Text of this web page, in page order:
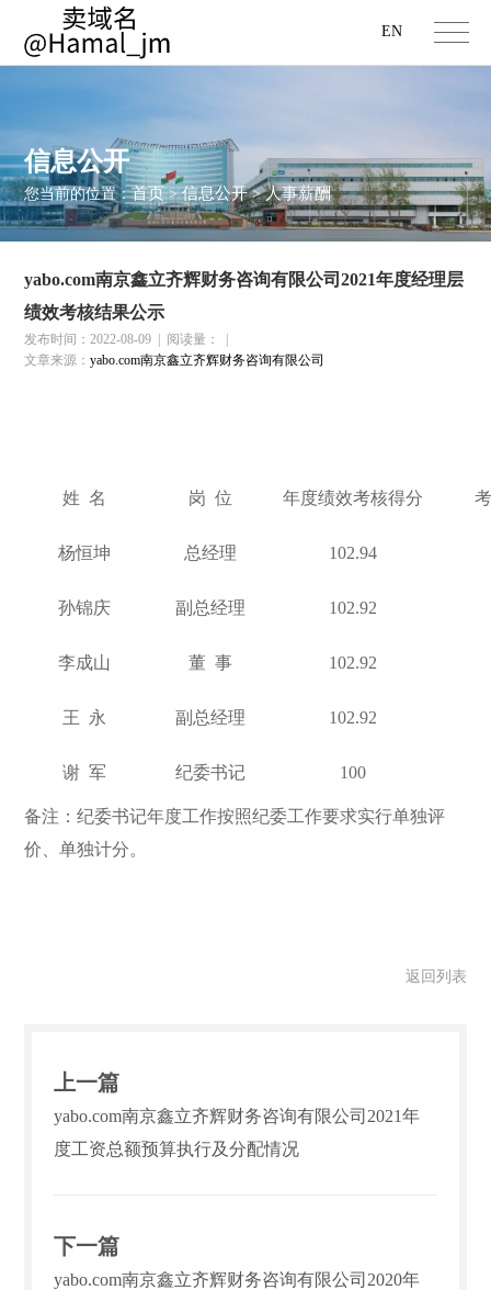
EN
信息公开
您当前的位置：首页>信息公开>人事薪酬
yabo.com南京鑫立齐辉财务咨询有限公司2021年度经理层
绩效考核结果公示
发布时间：2022-08-09 阅读量：
文章来源：yabo.com南京鑫立齐辉财务咨询有限公司
姓 名 岗 位 年度绩效考核得分
杨恒坤 总经理 102.94
孙锦庆 副总经理 102.92
李成山 董 事 102.92
王 永 副总经理 102.92
谢 军 纪委书记 100
备注：纪委书记年度工作按照纪委工作要求实行单独评
价、单独计分。
返回列表
上一篇
yabo.com南京鑫立齐辉财务咨询有限公司2021年
度工资总额预算执行及分配情况
下一篇
yabo.com南京鑫立齐辉财务咨询有限公司2020年